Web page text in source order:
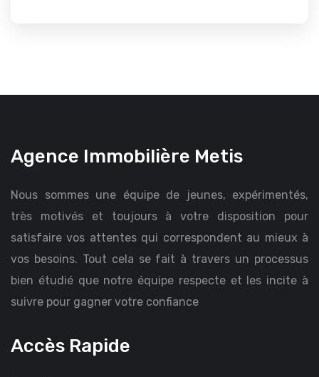
Agence Immobilière Metis
Nous sommes une équipe de jeunes, expérimentés,
très motivés et toujours à votre disposition pour
satisfaire vos attentes qui correspondent au mieux à
vos besoins. Tout cela se fait à travers un processus
bien étudié que notre équipe respecte et les incite à
suivre pour gagner votre confiance
Accès Rapide